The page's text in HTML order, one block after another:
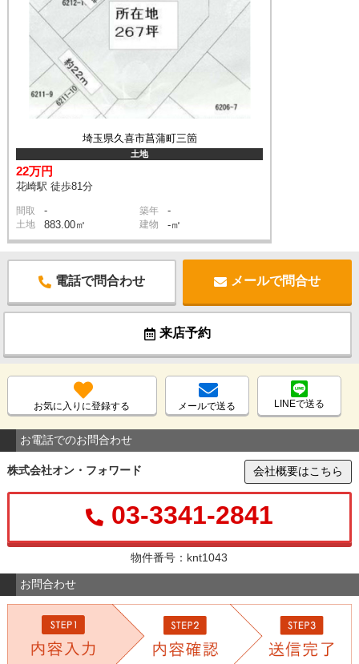
埼玉県久喜市菖蒲町三箇
土地
22万円
花崎駅 徒歩81分
間取 - 築年 -
土地 883.00㎡ 建物 -㎡
電話で問合わせ メールで問合せ
来店予約
お気に入りに登録する メールで送る LINEで送る
お電話でのお問合わせ
株式会社オン・フォワード 会社概要はこちら
03-3341-2841
物件番号：knt1043
お問合わせ